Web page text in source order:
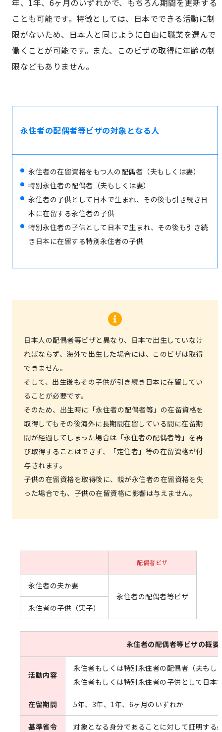
「認定」手続きの必要書類
「更新」手続きの必要書類
「変更」手続きの必要書類
永住者の配偶者等のサポートと費用
年、1年、6ヶ月のいずれかで、もちろん期間を更新する
ことも可能です。特徴としては、日本でできる活動に制
限がないため、日本人と同じように自由に職業を選んで
働くことが可能です。また、このビザの取得に年齢の制
限などもありません。
永住者の配偶者等ビザの対象となる人
永住者の在留資格をもつ人の配偶者（夫もしくは妻）
特別永住者の配偶者（夫もしくは妻）
永住者の子供として日本で生まれ、その後も引き続き日
本に在留する永住者の子供
特別永住者の子供として日本で生まれ、その後も引き続
き日本に在留する特別永住者の子供
日本人の配偶者等ビザと異なり、日本で出生していなけ
ればならず、海外で出生した場合には、このビザは取得
できません。
そして、出生後もその子供が引き続き日本に在留してい
ることが必要です。
そのため、出生時に「永住者の配偶者等」の在留資格を
取得してもその後海外に長期間在留している間に在留期
間が経過してしまった場合は「永住者の配偶者等」を再
び取得することはできず、「定住者」等の在留資格が付
与されます。
子供の在留資格を取得後に、親が永住者の在留資格を失
った場合でも、子供の在留資格に影響は与えません。
配偶者ビザ
永住者の夫か妻
永住者の配偶者等ビザ
永住者の子供（実子）
永住者の配偶者等ビザの概要
活動内容
永住者もしくは特別永住者の配偶者（夫もし
永住者もしくは特別永住者の子供として日本
在留期間 5年、3年、1年、6ヶ月のいずれか
基準省令 対象となる身分であることに対して証明する